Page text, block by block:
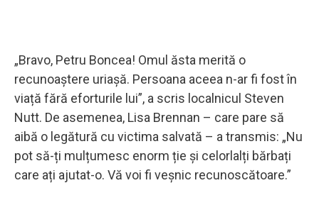
„Bravo, Petru Boncea! Omul ăsta merită o
recunoaștere uriașă. Persoana aceea n-ar fi fost în
viață fără eforturile lui”, a scris localnicul Steven
Nutt. De asemenea, Lisa Brennan – care pare să
aibă o legătură cu victima salvată – a transmis: „Nu
pot să-ți mulțumesc enorm ție și celorlalți bărbați
care ați ajutat-o. Vă voi fi veșnic recunoscătoare.”